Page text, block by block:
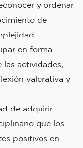
y ordenar
de
en forma
las actividades,
valorativa y
de adquirir
que los
positivos en